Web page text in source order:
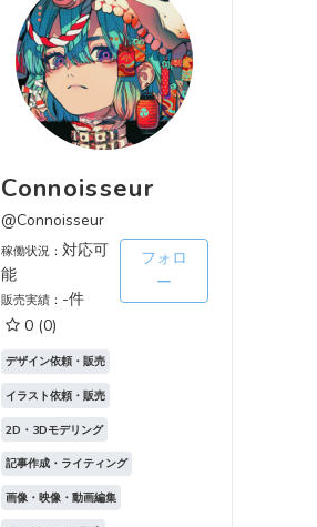
Connoisseur
@Connoisseur
稼働状況： 対応可
能
販売実績： -件
0 (0)
フォロ
ー
デザイン依頼・販売
イラスト依頼・販売
2D・3Dモデリング
記事作成・ライティング
画像・映像・動画編集